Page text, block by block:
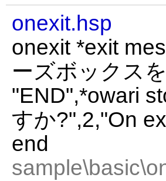
onexit.hsp
onexit *exit
ーズボックス
"END",*owari
すか?",2,"On
end